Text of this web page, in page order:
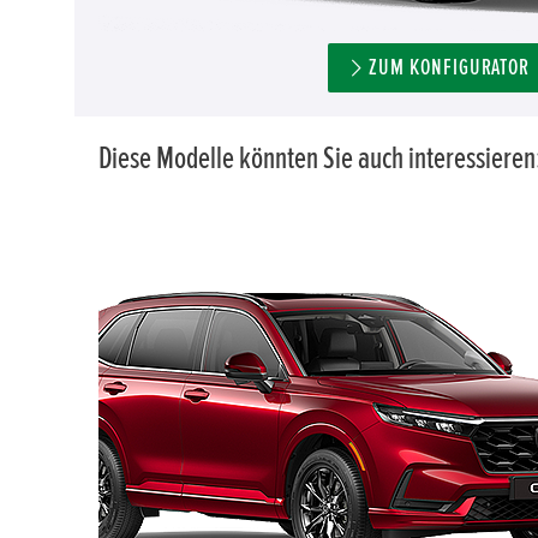
ZUM KONFIGURATOR
Diese Modelle könnten Sie auch